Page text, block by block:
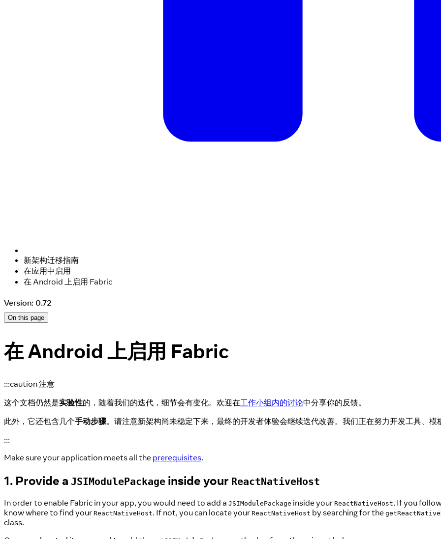
新架构迁移指南
在应用中启用
在 Android 上启用 Fabric
Version: 0.72
On this page
在 Android 上启用 Fabric
:::caution 注意
这个文档仍然是实验性的，随着我们的迭代，细节会有变化。欢迎在工作小组内的讨论中分享你的反馈。
此外，它还包含几个手动步骤。请注意新架构尚未稳定下来，最终的开发者体验会继续迭代改善。我们正在努力开发工具、
:::
Make sure your application meets all the prerequisites.
1. Provide a JSIModulePackage inside your ReactNativeHost
In order to enable Fabric in your app, you would need to add a JSIModulePackage inside your ReactNativeHost. If you
know where to find your ReactNativeHost. If not, you can locate your ReactNativeHost by searching for the
class.